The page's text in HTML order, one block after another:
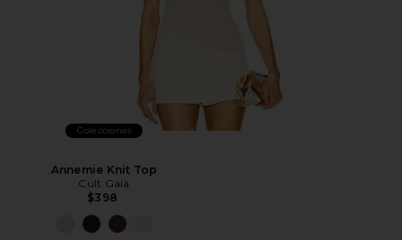
Colecciones
Annemie Knit Top
Cult Gaia
$398